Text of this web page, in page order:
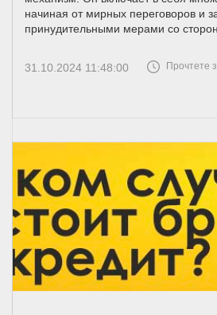
начиная от мирных переговоров и
принудительными мерами со
31.10.2024 11:48:00 Прочтете